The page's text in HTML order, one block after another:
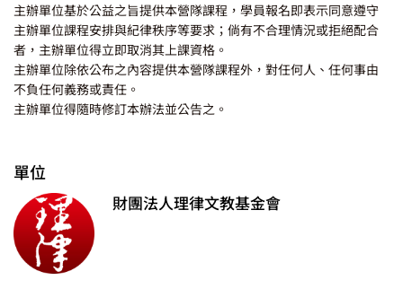
主辦單位基於公益之旨提供本營隊課程，學員報名即表示同意遵守
主辦單位課程安排與紀律秩序等要求；倘有不合理情況或拒絕配合
者，主辦單位得立即取消其上課資格。
主辦單位除依公布之內容提供本營隊課程外，對任何人、任何事由
不負任何義務或責任。
主辦單位得隨時修訂本辦法並公告之。
單位
財團法人理律文教基金會